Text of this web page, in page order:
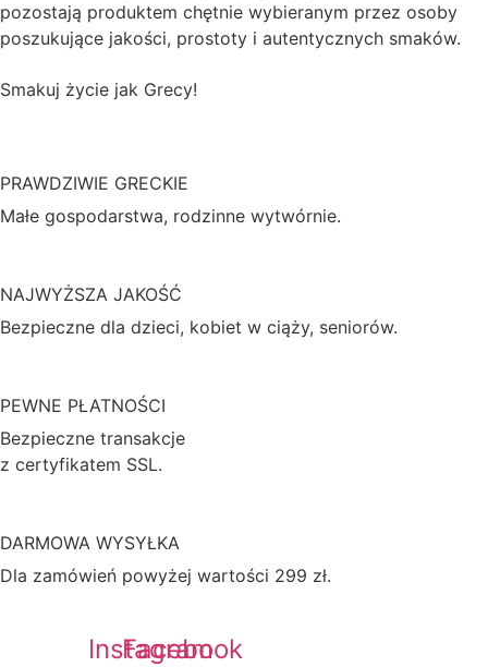
pozostają produktem chętnie wybieranym przez osoby
poszukujące jakości, prostoty i autentycznych smaków.
Smakuj życie jak Grecy!
PRAWDZIWIE GRECKIE
Małe gospodarstwa, rodzinne wytwórnie.
NAJWYŻSZA JAKOŚĆ
Bezpieczne dla dzieci, kobiet w ciąży, seniorów.
PEWNE PŁATNOŚCI
Bezpieczne transakcje
z certyfikatem SSL.
DARMOWA WYSYŁKA
Dla zamówień powyżej wartości 299 zł.
Instagram
Facebook